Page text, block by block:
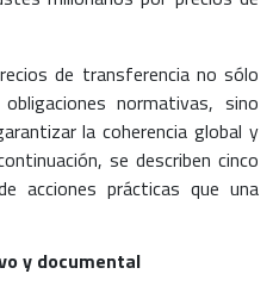
de transferencia no sólo
normativas, sino
la coherencia global y
se describen cinco
acciones prácticas que una
y documental